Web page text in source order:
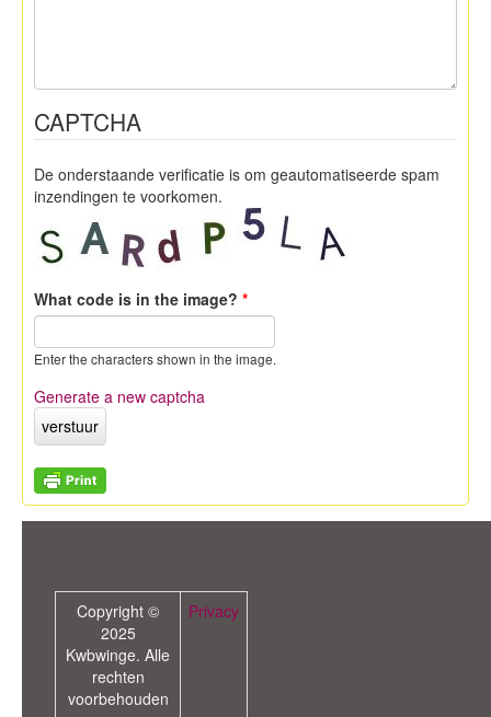
CAPTCHA
De onderstaande verificatie is om geautomatiseerde spam
inzendingen te voorkomen.
What code is in the image? *
Enter the characters shown in the image.
Generate a new captcha
Copyright ©
2025
Kwbwinge. Alle
rechten
voorbehouden
Privacy